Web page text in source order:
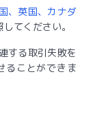
、英国、カナダ
してください。
する取引失敗を
ることができま